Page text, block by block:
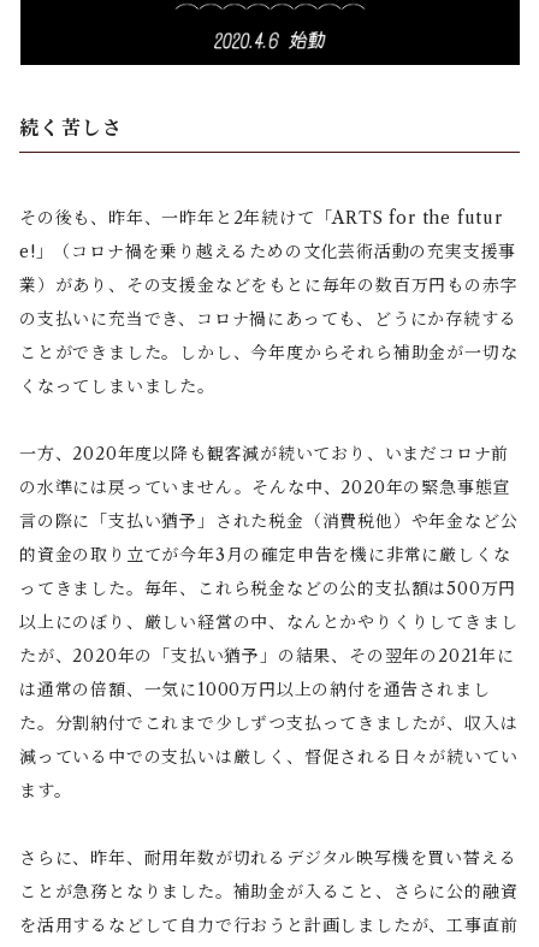
続く苦しさ
その後も、昨年、一昨年と2年続けて「ARTS for the futur
e!」（コロナ禍を乗り越えるための文化芸術活動の充実支援事
業）があり、その支援金などをもとに毎年の数百万円もの赤字
の支払いに充当でき、コロナ禍にあっても、どうにか存続する
ことができました。しかし、今年度からそれら補助金が一切な
くなってしまいました。
一方、2020年度以降も観客減が続いており、いまだコロナ前
の水準には戻っていません。そんな中、2020年の緊急事態宣
言の際に「支払い猶予」された税金（消費税他）や年金など公
的資金の取り立てが今年3月の確定申告を機に非常に厳しくな
ってきました。毎年、これら税金などの公的支払額は500万円
以上にのぼり、厳しい経営の中、なんとかやりくりしてきまし
たが、2020年の「支払い猶予」の結果、その翌年の2021年に
は通常の倍額、一気に1000万円以上の納付を通告されまし
た。分割納付でこれまで少しずつ支払ってきましたが、収入は
減っている中での支払いは厳しく、督促される日々が続いてい
ます。
さらに、昨年、耐用年数が切れるデジタル映写機を買い替える
ことが急務となりました。補助金が入ること、さらに公的融資
を活用するなどして自力で行おうと計画しましたが、工事直前